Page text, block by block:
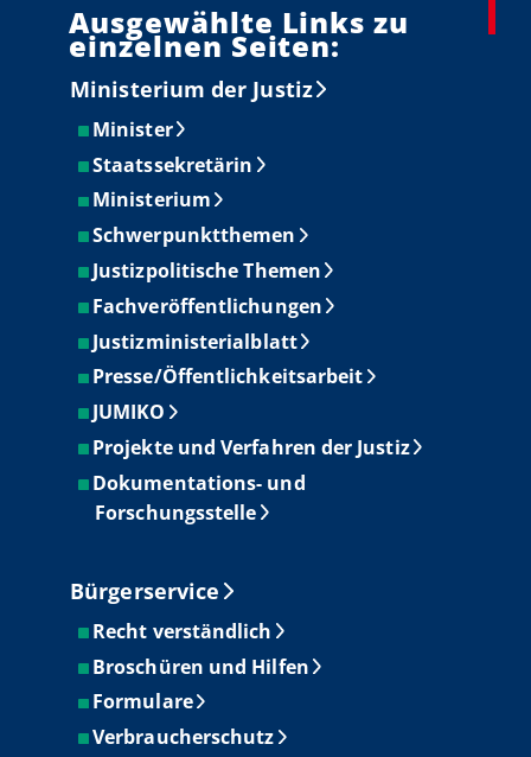
Ausgewählte Links zu
einzelnen Seiten:
Ministerium der Justiz
Minister
Staatssekretärin
Ministerium
Schwerpunktthemen
Justizpolitische Themen
Fachveröffentlichungen
Justizministerialblatt
Presse/Öffentlichkeitsarbeit
JUMIKO
Projekte und Verfahren der Justiz
Dokumentations- und
Forschungsstelle
Bürgerservice
Recht verständlich
Broschüren und Hilfen
Formulare
Verbraucherschutz